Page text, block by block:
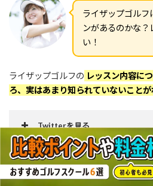
ライザップゴルフ
ンがあるのかな？
い！
ライザップゴルフの レッスン内容に
ろ、実はあまり知られていないこと
Twitterを見る
June 16,
ライザップゴルフに興味はあるもの
ンを行っているのかまでは知らない